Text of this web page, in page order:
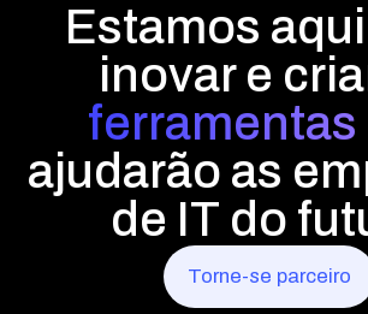
Estamos
inovar e
ferramentas
ajudarão as
de IT do
Torne-se parceiro